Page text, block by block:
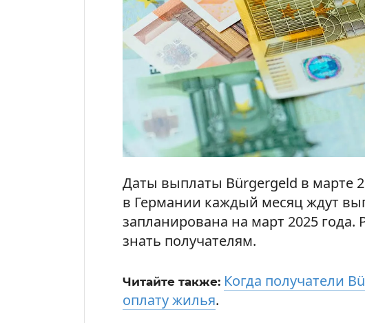
Даты выплаты Bürgergeld в марте
в Германии каждый месяц ждут
запланирована на март 2025 года.
знать получателям.
Читайте также: Когда получатели
оплату жилья.